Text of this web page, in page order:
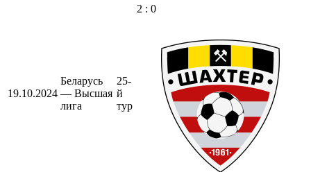
19.10.2024
Беларусь
— Высшая
лига
25-
й
тур
2 : 0